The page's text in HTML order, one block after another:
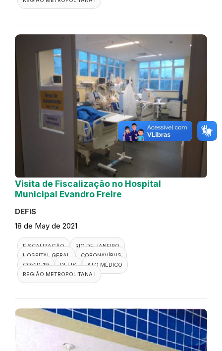
Visita de Fiscalização no Hospital
Municipal Evandro Freire
DEFIS
18 de May de 2021
FISCALIZAÇÃO
RIO DE JANEIRO
HOSPITAL GERAL
CORONAVÍRUS
COVID-19
DEFIS
ATO MÉDICO
REGIÃO METROPOLITANA I